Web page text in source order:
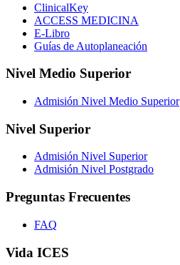
ClinicalKey
ACCESS MEDICINA
E-Libro
Guías de Autoplaneación
Nivel Medio Superior
Admisión Nivel Medio Superior
Nivel Superior
Admisión Nivel Superior
Admisión Nivel Postgrado
Preguntas Frecuentes
FAQ
Vida ICES